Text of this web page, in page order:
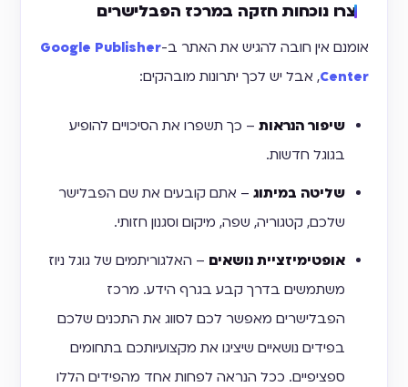
צרו נוכחות חזקה במרכז הפבלישרים
אומנם אין חובה להגיש את האתר ב-Google Publisher
Center, אבל יש לכך יתרונות מובהקים:
שיפור הנראות – כך תשפרו את הסיכויים להופיע
בגוגל חדשות.
שליטה במיתוג – אתם קובעים את שם הפבלישר
שלכם, קטגוריה, שפה, מיקום וסגנון חזותי.
אופטימיזציית נושאים – האלגוריתמים של גוגל ניוז
משתמשים בדרך קבע בגרף הידע. מרכז
הפבלישרים מאפשר לכם לסווג את התכנים שלכם
בפידים נושאיים שיציגו את מקצועיותכם בתחומים
ספציפיים. ככל הנראה לפחות אחד מהפידים הללו